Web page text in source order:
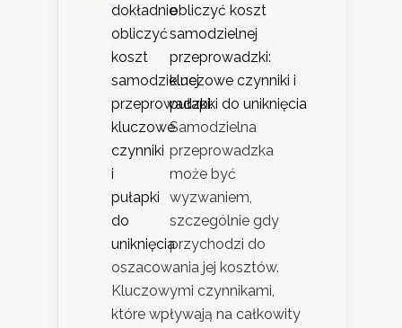
obliczyć koszt
samodzielnej
przeprowadzki:
kluczowe czynniki i
pułapki do uniknięcia
Samodzielna
przeprowadzka
może być
wyzwaniem,
szczególnie gdy
przychodzi do
oszacowania jej kosztów.
Kluczowymi czynnikami,
które wpływają na całkowity